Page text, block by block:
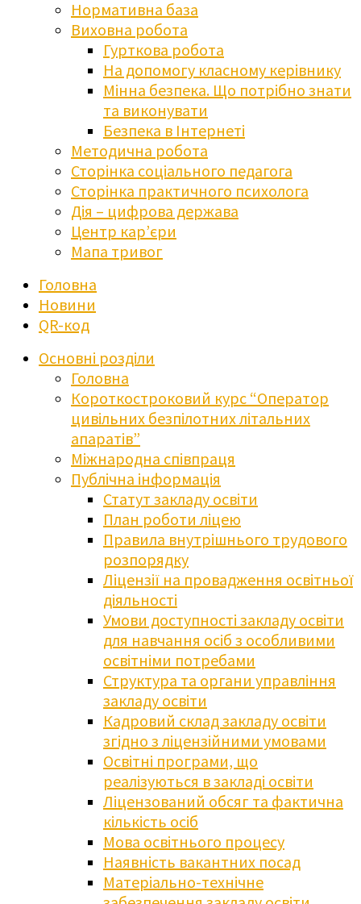
Нормативна база
Виховна робота
Гурткова робота
На допомогу класному керівнику
Мінна безпека. Що потрібно знати
та виконувати
Безпека в Інтернеті
Методична робота
Сторінка соціального педагога
Сторінка практичного психолога
Дія – цифрова держава
Центр кар’єри
Мапа тривог
Головна
Новини
QR-код
Основні розділи
Головна
Короткостроковий курс “Оператор
цивільних безпілотних літальних
апаратів”
Міжнародна співпраця
Публічна інформація
Статут закладу освіти
План роботи ліцею
Правила внутрішнього трудового
розпорядку
Ліцензії на провадження освітньої
діяльності
Умови доступності закладу освіти
для навчання осіб з особливими
освітніми потребами
Структура та органи управління
закладу освіти
Кадровий склад закладу освіти
згідно з ліцензійними умовами
Освітні програми, що
реалізуються в закладі освіти
Ліцензований обсяг та фактична
кількість осіб
Мова освітнього процесу
Наявність вакантних посад
Матеріально-технічне